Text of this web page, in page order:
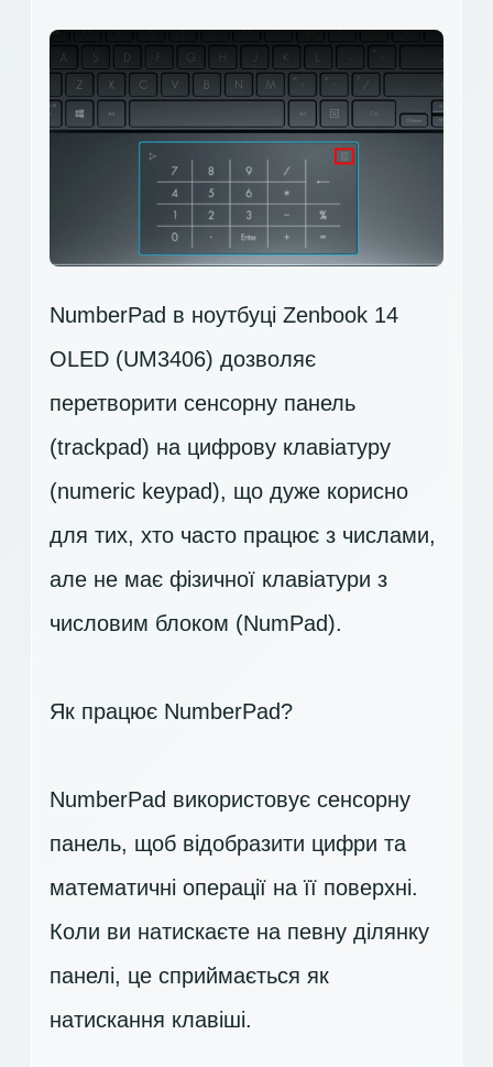
NumberPad в ноутбуці Zenbook 14
OLED (UM3406) дозволяє
перетворити сенсорну панель
(trackpad) на цифрову клавіатуру
(numeric keypad), що дуже корисно
для тих, хто часто працює з числами,
але не має фізичної клавіатури з
числовим блоком (NumPad).
Як працює NumberPad?
NumberPad використовує сенсорну
панель, щоб відобразити цифри та
математичні операції на її поверхні.
Коли ви натискаєте на певну ділянку
панелі, це сприймається як
натискання клавіші.